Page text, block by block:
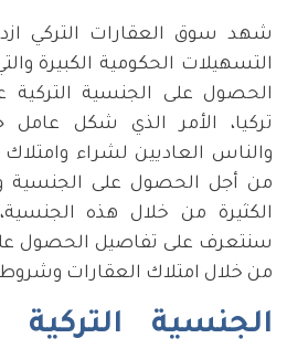
شهد سوق العقارات التركي
التسهيلات الحكومية الكبيرة
الحصول على الجنسية التركية
تركيا، الأمر الذي شكل
والناس العاديين لشراء وامتلاك
من أجل الحصول على الجنسية
الكثيرة من خلال هذه
سنتعرف على تفاصيل الحصول
من خلال امتلاك العقارات
الجنسية